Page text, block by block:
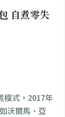
自煮零失
模式，2017年
沃爾馬、亞